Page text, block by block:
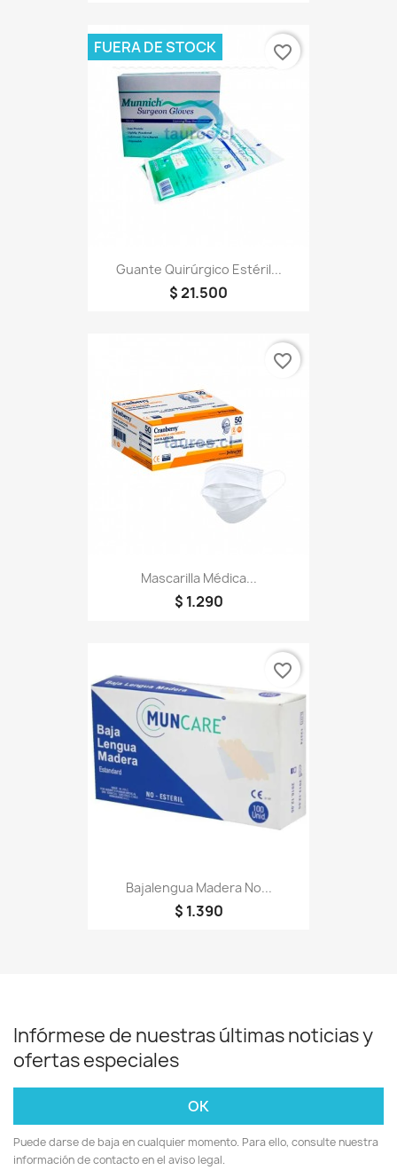
Guante Quirúrgico Estéril...
$ 21.500
FUERA DE STOCK favorite_border
Mascarilla Médica...
$ 1.290
favorite_border
Bajalengua Madera No...
$ 1.390
favorite_border
Infórmese de nuestras últimas noticias y
ofertas especiales
Puede darse de baja en cualquier momento. Para ello, consulte nuestra
información de contacto en el aviso legal.